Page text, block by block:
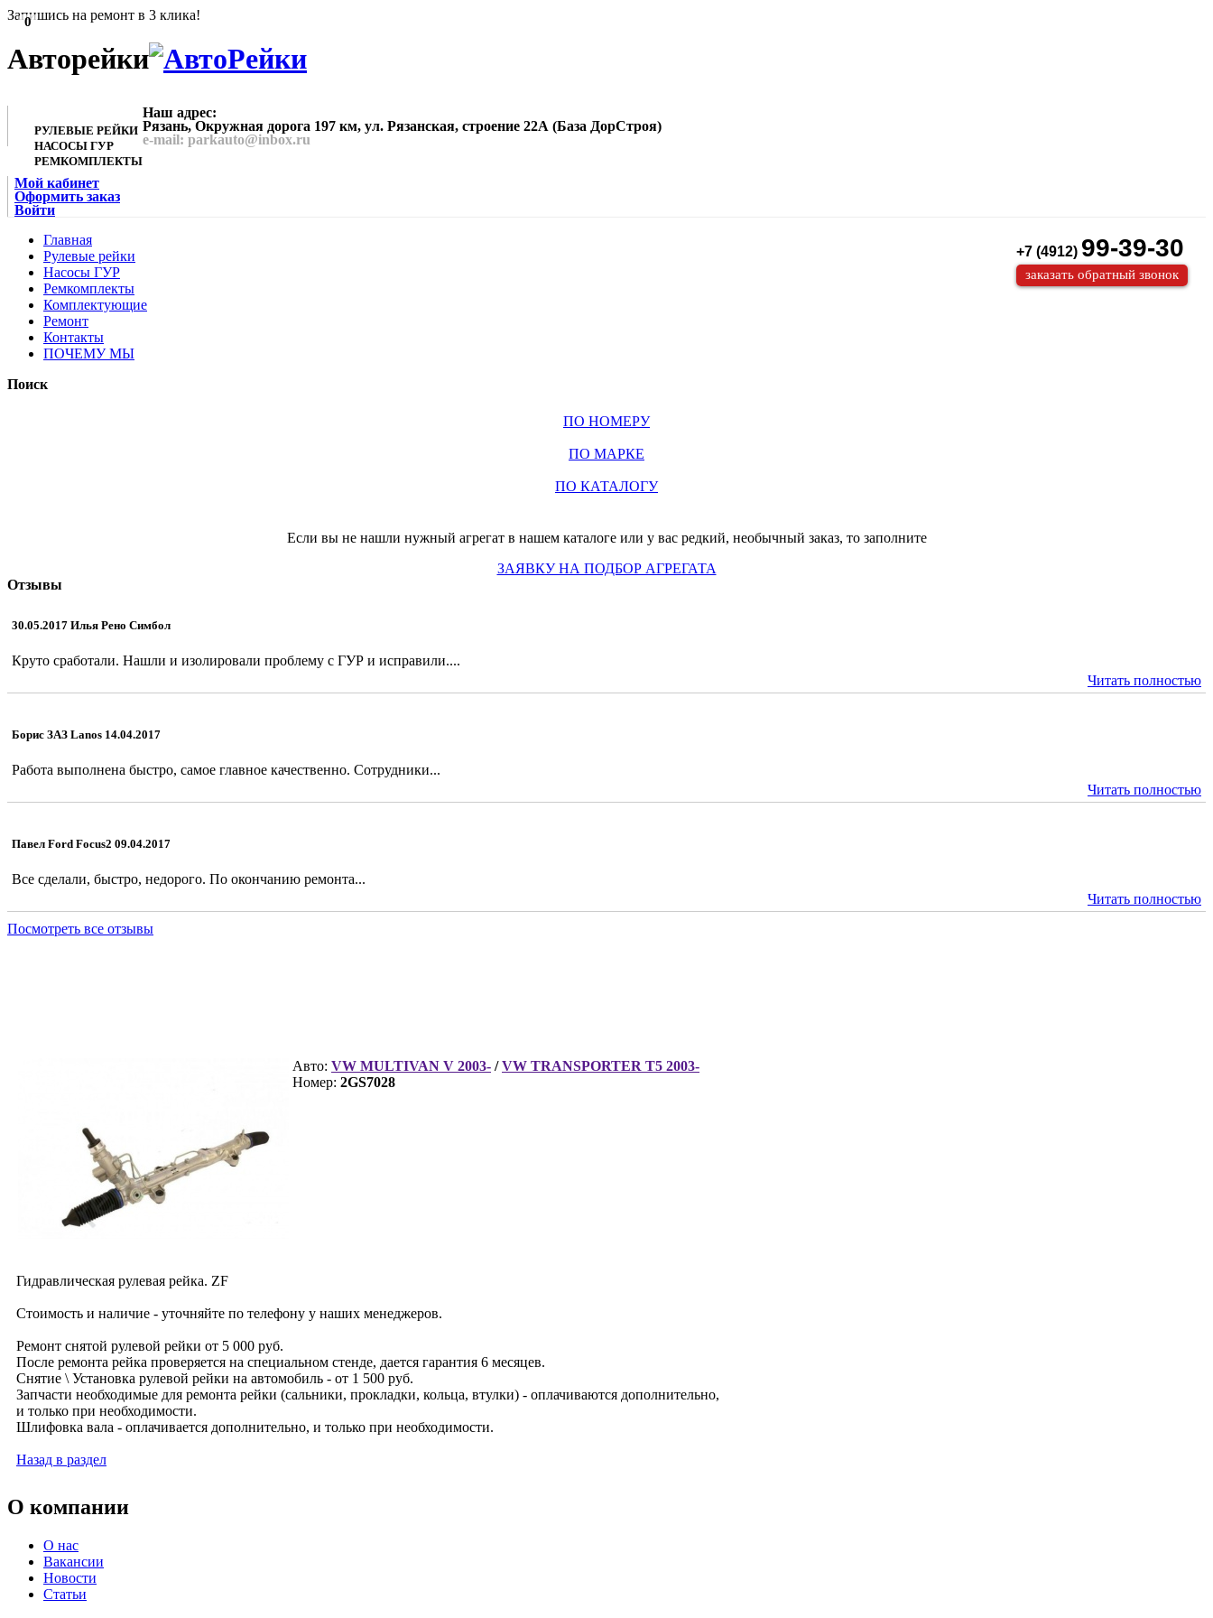
Запишись на ремонт в 3 клика!
Авторейки
РУЛЕВЫЕ РЕЙКИ
НАСОСЫ ГУР
РЕМКОМПЛЕКТЫ
Наш адрес:
Рязань, Окружная дорога 197 км, ул. Рязанская, строение 22А (База ДорСтроя)
e-mail: parkauto@inbox.ru
Мой кабинет
Оформить заказ
Войти
0
+7 (4912) 99-39-30
заказать обратный звонок
Главная
Рулевые рейки
Насосы ГУР
Ремкомплекты
Комплектующие
Ремонт
Контакты
ПОЧЕМУ МЫ
Поиск
ПО НОМЕРУ
ПО МАРКЕ
ПО КАТАЛОГУ
Если вы не нашли нужный агрегат в нашем каталоге или у вас редкий, необычный заказ, то заполните
ЗАЯВКУ НА ПОДБОР АГРЕГАТА
Отзывы
30.05.2017 Илья Рено Симбол
Круто сработали. Нашли и изолировали проблему с ГУР и исправили....
Читать полностью
Борис ЗАЗ Lanos 14.04.2017
Работа выполнена быстро, самое главное качественно. Сотрудники...
Читать полностью
Павел Ford Focus2 09.04.2017
Все сделали, быстро, недорого. По окончанию ремонта...
Читать полностью
Посмотреть все отзывы
Авто: VW MULTIVAN V 2003- /VW TRANSPORTER T5 2003-
Номер: 2GS7028
Гидравлическая рулевая рейка. ZF
Стоимость и наличие - уточняйте по телефону у наших менеджеров.
Ремонт снятой рулевой рейки от 5 000 руб.
После ремонта рейка проверяется на специальном стенде, дается гарантия 6 месяцев.
Снятие \ Установка рулевой рейки на автомобиль - от 1 500 руб.
Запчасти необходимые для ремонта рейки (сальники, прокладки, кольца, втулки) - оплачиваются дополнительно,
и только при необходимости.
Шлифовка вала - оплачивается дополнительно, и только при необходимости.
Назад в раздел
О компании
О нас
Вакансии
Новости
Статьи